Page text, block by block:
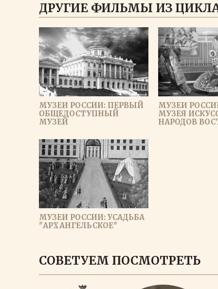
ДРУГИЕ ФИЛЬМЫ ИЗ
МУЗЕИ РОССИИ: ПЕРВЫЙ
ОБЩЕДОСТУПНЫЙ
МУЗЕЙ
МУЗЕИ
МУЗЕЯ
НАРОДОВ
МУЗЕИ РОССИИ: УСАДЬБА
"АРХАНГЕЛЬСКОЕ"
СОВЕТУЕМ ПОСМОТРЕТЬ